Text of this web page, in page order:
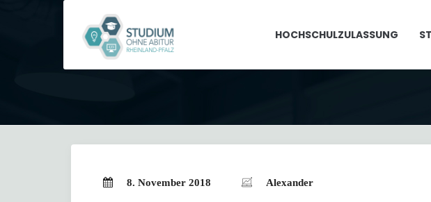
HOCHSCHULZULASSUNG
8. November 2018 Alexander